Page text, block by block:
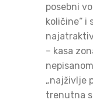
posebni
količine“ i
– kasa
„najživlje
trenutna